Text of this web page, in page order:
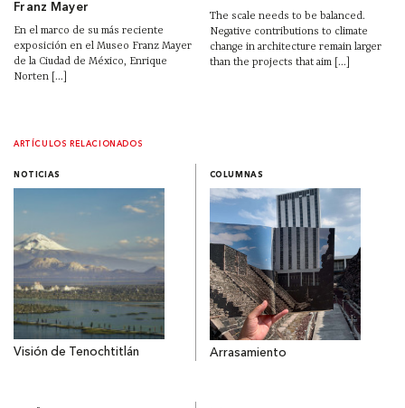
Franz Mayer
En el marco de su más reciente
exposición en el Museo Franz Mayer
de la Ciudad de México, Enrique
Norten [...]
The scale needs to be balanced.
Negative contributions to climate
change in architecture remain larger
than the projects that aim [...]
ARTÍCULOS RELACIONADOS
NOTICIAS
Visión de Tenochtitlán
COLUMNAS
Arrasamiento